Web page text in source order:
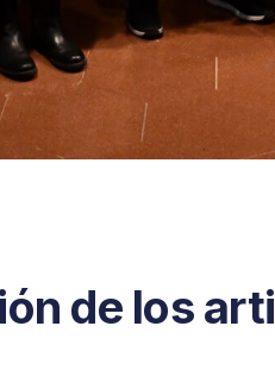
de los